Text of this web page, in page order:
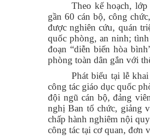
Theo kế hoạch,
gần 60 cán bộ, công
được nghiên cứu, quán
quốc phòng, an ninh;
đoạn “diễn biến hòa
phòng toàn dân gắn với
Phát biểu tại lễ
công tác giáo dục quốc
đội ngũ cán bộ, đảng
nghị Ban tổ chức, giảng
chấp hành nghiêm nội
công tác tại cơ quan, đơn